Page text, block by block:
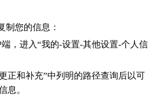
制您的信息：
，进入“我的-设置-其他设置-个人信
正和补充”中列明的路径查询后以可
息。